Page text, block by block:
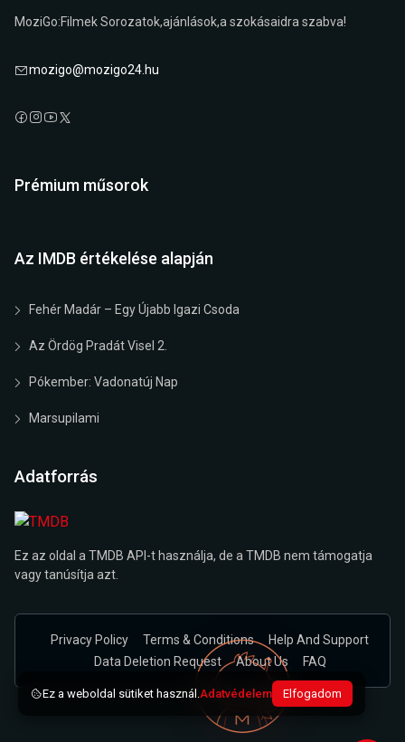
MoziGo:Filmek Sorozatok,ajánlások,a szokásaidra szabva!
mozigo@mozigo24.hu
Prémium műsorok
Az IMDB értékelése alapján
Fehér Madár – Egy Újabb Igazi Csoda
Az Ördög Pradát Visel 2.
Pókember: Vadonatúj Nap
Marsupilami
Adatforrás
Ez az oldal a TMDB API-t használja, de a TMDB nem támogatja
vagy tanúsítja azt.
Privacy Policy Terms & Conditions
Help And Support
Data Deletion Request
About Us FAQ
Ez a weboldal sütiket használ.Adatvédelem Elfogadom